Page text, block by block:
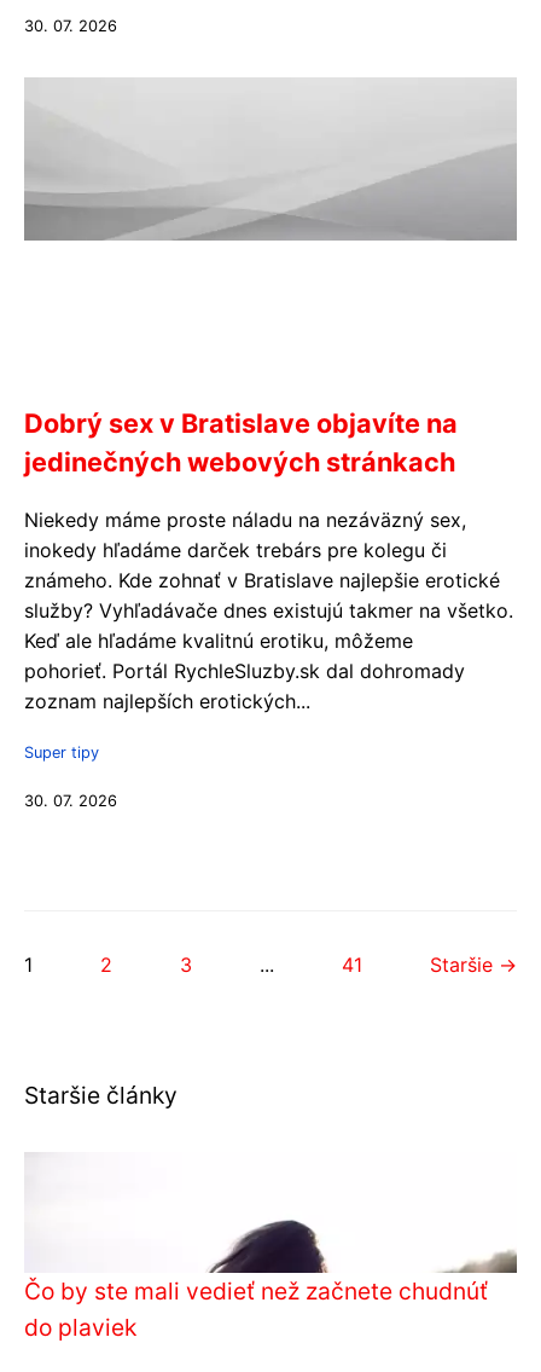
30. 07. 2026
Dobrý sex v Bratislave objavíte na
jedinečných webových stránkach
Niekedy máme proste náladu na nezáväzný sex,
inokedy hľadáme darček trebárs pre kolegu či
známeho. Kde zohnať v Bratislave najlepšie erotické
služby? Vyhľadávače dnes existujú takmer na všetko.
Keď ale hľadáme kvalitnú erotiku, môžeme
pohorieť. Portál RychleSluzby.sk dal dohromady
zoznam najlepších erotických...
Super tipy
30. 07. 2026
1 2 3 ... 41 Staršie →
Staršie články
Čo by ste mali vedieť než začnete chudnúť
do plaviek